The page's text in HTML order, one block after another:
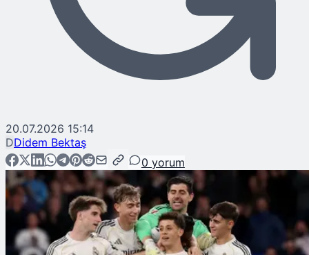
20.07.2026 15:14
DDidem Bektaş
0 yorum